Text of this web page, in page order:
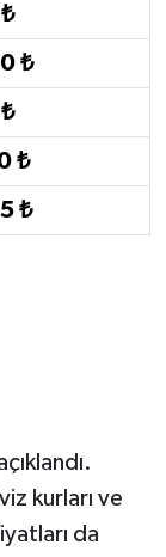
₺
₺
₺
kurları ve
da